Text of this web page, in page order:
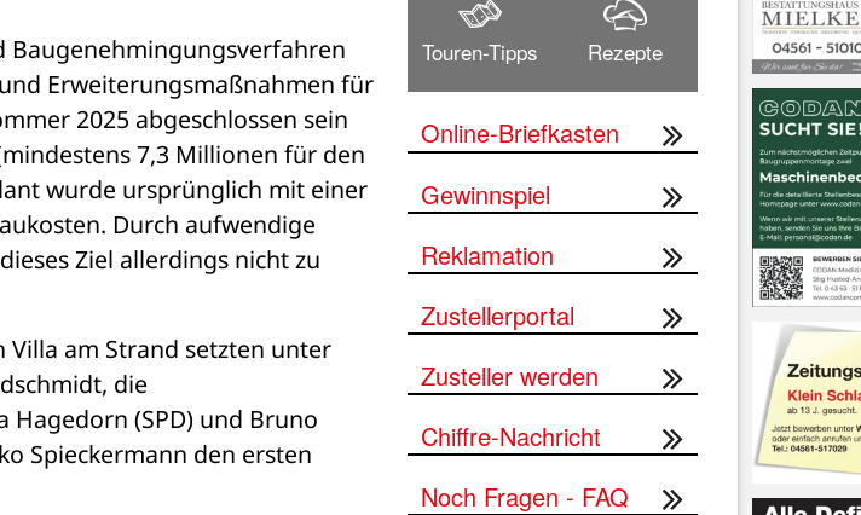
Baugenehmingungsverfahren
Erweiterungsmaßnahmen für
2025 abgeschlossen sein
7,3 Millionen für den
wurde ursprünglich mit einer
Durch aufwendige
Ziel allerdings nicht zu
am Strand setzten unter
die
Hagedorn (SPD) und Bruno
Spieckermann den ersten
Touren-Tipps Rezepte
Online-Briefkasten
Gewinnspiel
Reklamation
Zustellerportal
Zusteller werden
Chiffre-Nachricht
Noch Fragen - FAQ